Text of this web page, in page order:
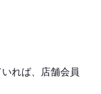
れば、店舗会員